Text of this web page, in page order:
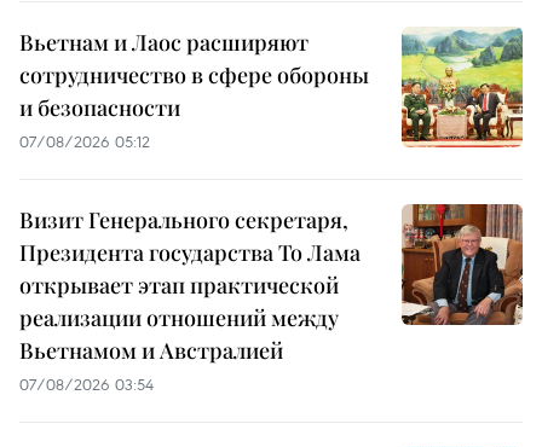
Вьетнам и Лаос расширяют
сотрудничество в сфере обороны
и безопасности
07/08/2026 05:12
Визит Генерального секретаря,
Президента государства То Лама
открывает этап практической
реализации отношений между
Вьетнамом и Австралией
07/08/2026 03:54